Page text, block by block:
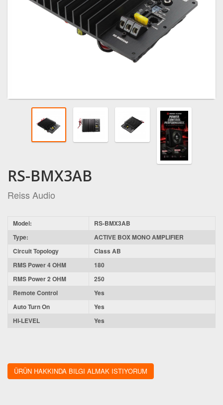
RS-BMX3AB
Reiss Audio
Model:
RS-BMX3AB
Type:
ACTIVE BOX MONO AMPLIFIER
Circuit Topology
Class AB
RMS Power 4 OHM
180
RMS Power 2 OHM
250
Remote Control
Yes
Auto Turn On
Yes
HI-LEVEL
Yes
ÜRÜN HAKKINDA BILGI ALMAK ISTIYORUM